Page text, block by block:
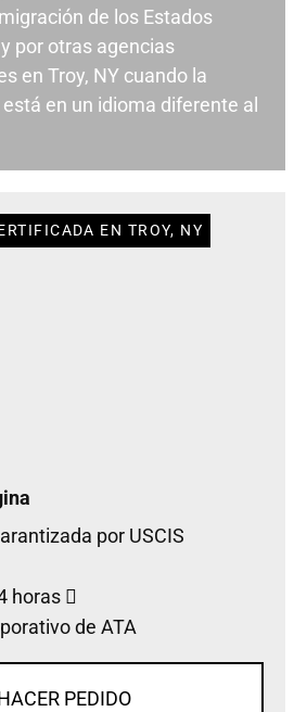
de los Estados
por otras agencias
en Troy, NY cuando la
en un idioma diferente al
EN TROY, NY
por USCIS
horas
de ATA
PEDIDO